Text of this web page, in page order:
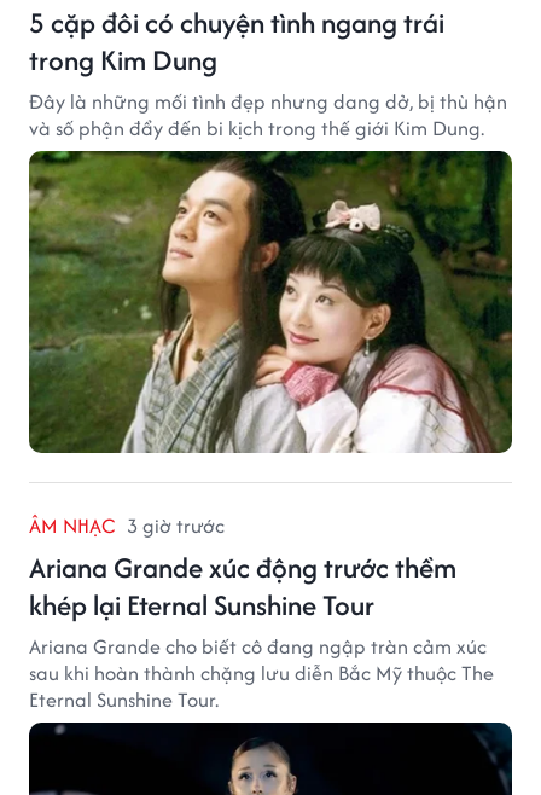
5 cặp đôi có chuyện tình ngang trái
trong Kim Dung
Đây là những mối tình đẹp nhưng dang dở, bị thù hận
và số phận đẩy đến bi kịch trong thế giới Kim Dung.
ÂM NHẠC 3 giờ trước
Ariana Grande xúc động trước thềm
khép lại Eternal Sunshine Tour
Ariana Grande cho biết cô đang ngập tràn cảm xúc
sau khi hoàn thành chặng lưu diễn Bắc Mỹ thuộc The
Eternal Sunshine Tour.